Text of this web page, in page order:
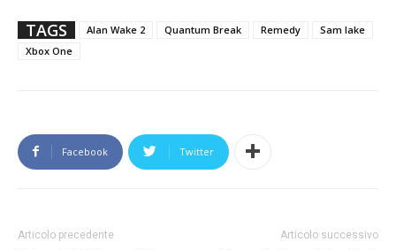
TAGS Alan Wake 2 Quantum Break Remedy
Sam lake
Xbox One
Facebook Twitter
Articolo precedente Articolo successivo